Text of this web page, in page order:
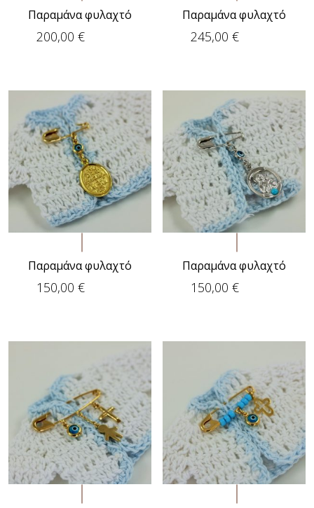
Παραμάνα φυλαχτό
200,00 €
Παραμάνα φυλαχτό
245,00€
Παραμάνα φυλαχτό
150,00 €
Παραμάνα φυλαχτό
150,00€